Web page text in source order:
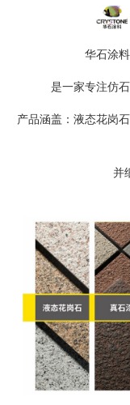
华石涂
是一家专注仿
产品涵盖：液态花岗
并